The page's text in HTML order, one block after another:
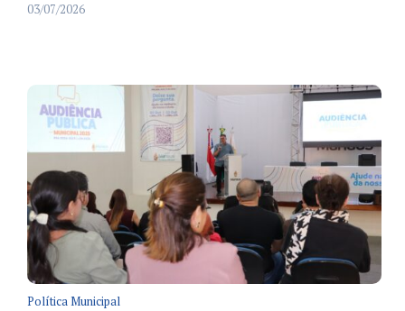
03/07/2026
Política Municipal